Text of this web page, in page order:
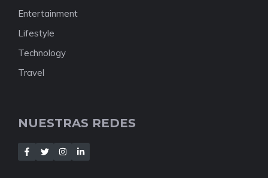
Entertainment
Lifestyle
Technology
Travel
NUESTRAS REDES